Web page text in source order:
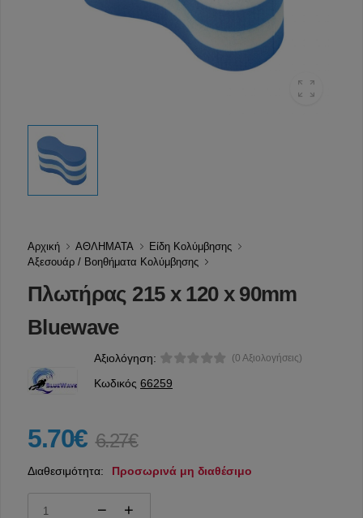
Αρχική ΑΘΛΗΜΑΤΑ
Είδη Κολύμβησης
Αξεσουάρ / Βοηθήματα Κολύμβησης
Πλωτήρας 215 x 120 x 90mm
Bluewave
Αξιολόγηση: (0 Αξιολογήσεις)
Κωδικός 66259
5.70€ 6.27€
Διαθεσιμότητα: Προσωρινά μη διαθέσιμο